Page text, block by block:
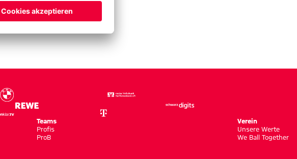
Teams
Profis
ProB
Verein
Unsere Werte
We Ball Together